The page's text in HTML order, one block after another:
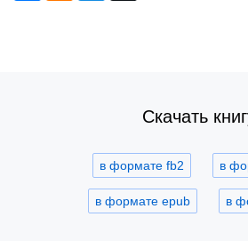
Скачать
в формате fb2 в
в формате epub в